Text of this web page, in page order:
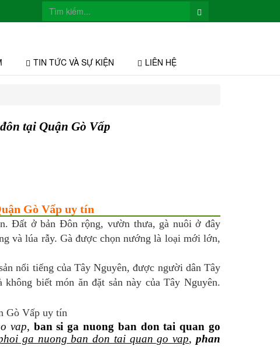
TIN TỨC VÀ SỰ KIỆN LIÊN HỆ
tại Quận Gò Vấp
Gò Vấp uy tín
Đất ở bản Đôn rộng, vườn thưa, gà nuôi ở đây
và lúa rẫy. Gà được chọn nướng là loại mới lớn,
nổi tiếng của Tây Nguyên, được người dân Tây
biết món ăn đặt sản này của Tây Nguyên.
vap, ban si ga nuong ban don tai quan go
ga nuong ban don tai quan go vap,phan